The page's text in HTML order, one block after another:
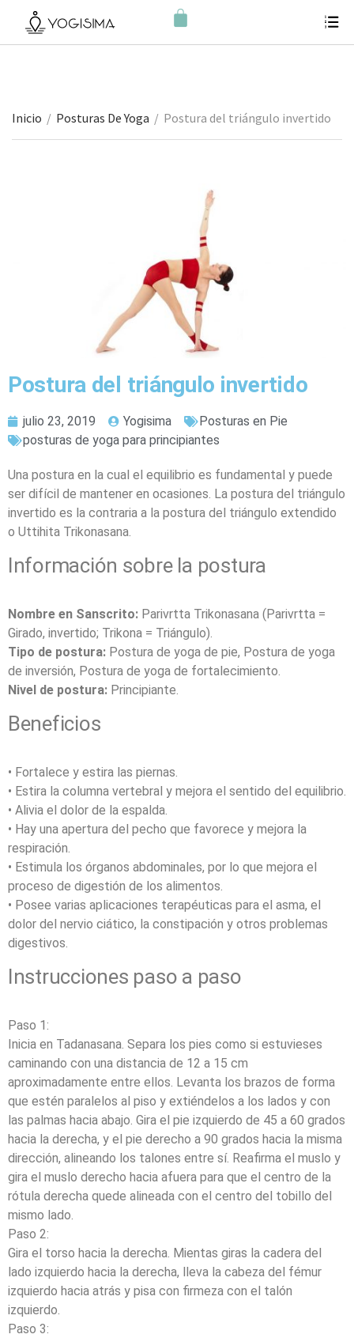
Inicio / Posturas De Yoga / Postura del triángulo invertido
Postura del triángulo invertido
julio 23, 2019 Yogisima
Posturas en Pie
posturas de yoga para principiantes
Una postura en la cual el equilibrio es fundamental y puede
ser difícil de mantener en ocasiones. La postura del triángulo
invertido es la contraria a la postura del triángulo extendido
o Uttihita Trikonasana.
Información sobre la postura
Nombre en Sanscrito: Parivrtta Trikonasana (Parivrtta =
Girado, invertido; Trikona = Triángulo).
Tipo de postura: Postura de yoga de pie, Postura de yoga
de inversión, Postura de yoga de fortalecimiento.
Nivel de postura: Principiante.
Beneficios
• Fortalece y estira las piernas.
• Estira la columna vertebral y mejora el sentido del equilibrio.
• Alivia el dolor de la espalda.
• Hay una apertura del pecho que favorece y mejora la
respiración.
• Estimula los órganos abdominales, por lo que mejora el
proceso de digestión de los alimentos.
• Posee varias aplicaciones terapéuticas para el asma, el
dolor del nervio ciático, la constipación y otros problemas
digestivos.
Instrucciones paso a paso
Paso 1:
Inicia en Tadanasana. Separa los pies como si estuvieses
caminando con una distancia de 12 a 15 cm
aproximadamente entre ellos. Levanta los brazos de forma
que estén paralelos al piso y extiéndelos a los lados y con
las palmas hacia abajo. Gira el pie izquierdo de 45 a 60 grados
hacia la derecha, y el pie derecho a 90 grados hacia la misma
dirección, alineando los talones entre sí. Reafirma el muslo y
gira el muslo derecho hacia afuera para que el centro de la
rótula derecha quede alineada con el centro del tobillo del
mismo lado.
Paso 2:
Gira el torso hacia la derecha. Mientas giras la cadera del
lado izquierdo hacia la derecha, lleva la cabeza del fémur
izquierdo hacia atrás y pisa con firmeza con el talón
izquierdo.
Paso 3: